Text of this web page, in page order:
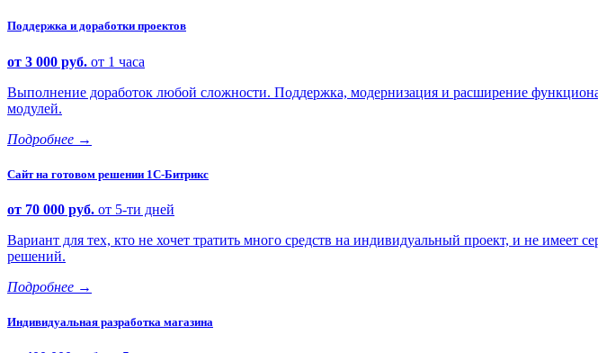
Поддержка и доработки проектов
от 3 000 руб. от 1 часа
Выполнение доработок любой сложности. Поддержка, модернизация и расширение
модулей.
Подробнее →
Сайт на готовом решении 1С-Битрикс
от 70 000 руб. от 5-ти дней
Вариант для тех, кто не хочет тратить много средств на индивидуальный проект, и не имеет
решений.
Подробнее →
Индивидуальная разработка магазина